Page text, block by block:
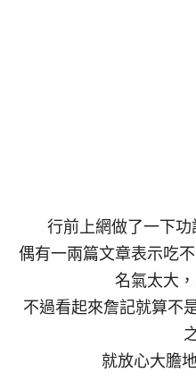
行前上網做了一下
偶有一兩篇文章表示吃
名氣太大
不過看起來詹記就算不
就放心大膽